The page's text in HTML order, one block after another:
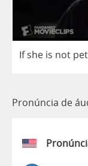
If she is not
Pronúncia de